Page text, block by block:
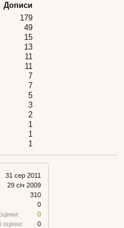
31 сер 2011
29 січ 2009
310
0
0
0
Дописи
179
49
15
13
11
11
7
7
5
3
2
1
1
1